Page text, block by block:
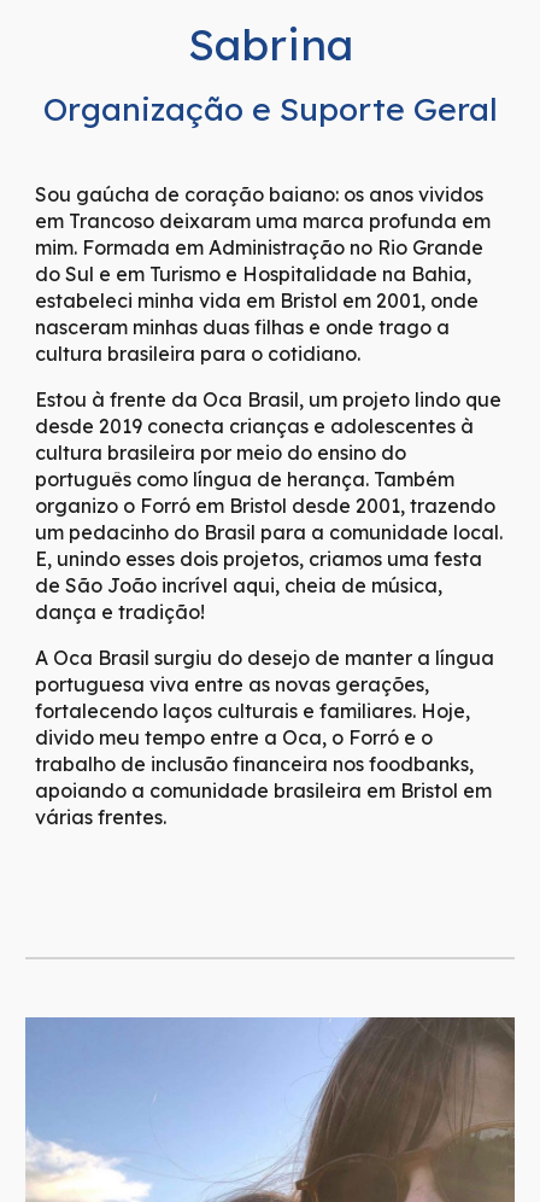
Sabrina
Organização e Suporte Geral
Sou gaúcha de coração baiano: os anos vividos
em Trancoso deixaram uma marca profunda em
mim. Formada em Administração no Rio Grande
do Sul e em Turismo e Hospitalidade na Bahia,
estabeleci minha vida em Bristol em 2001, onde
nasceram minhas duas filhas e onde trago a
cultura brasileira para o cotidiano.
Estou à frente da Oca Brasil, um projeto lindo que
desde 2019 conecta crianças e adolescentes à
cultura brasileira por meio do ensino do
português como língua de herança. Também
organizo o Forró em Bristol desde 2001, trazendo
um pedacinho do Brasil para a comunidade local.
E, unindo esses dois projetos, criamos uma festa
de São João incrível aqui, cheia de música,
dança e tradição!
A Oca Brasil surgiu do desejo de manter a língua
portuguesa viva entre as novas gerações,
fortalecendo laços culturais e familiares. Hoje,
divido meu tempo entre a Oca, o Forró e o
trabalho de inclusão financeira nos foodbanks,
apoiando a comunidade brasileira em Bristol em
várias frentes.